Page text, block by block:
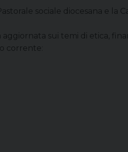
sociale diocesana e la
sui temi di etica,
corrente: